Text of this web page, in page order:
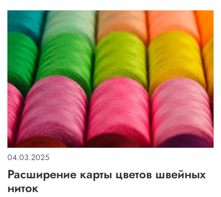
04.03.2025
Расширение карты цветов швейных
ниток